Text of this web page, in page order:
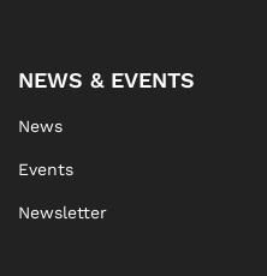
NEWS & EVENTS
News
Events
Newsletter